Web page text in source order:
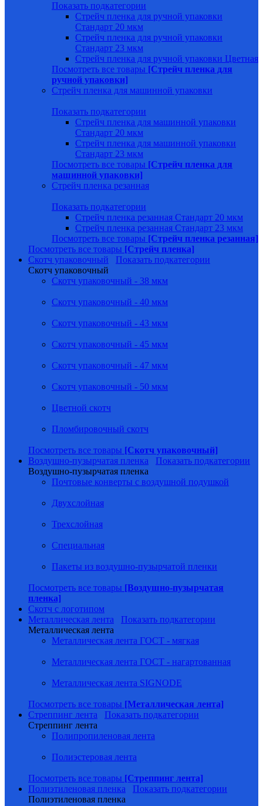
Показать подкатегории
Стрейч пленка для ручной упаковки
Стандарт 20 мкм
Стрейч пленка для ручной упаковки
Стандарт 23 мкм
Стрейч пленка для ручной упаковки Цветная
Посмотреть все товары [Стрейч пленка для
ручной упаковки]
Стрейч пленка для машинной упаковки
Показать подкатегории
Стрейч пленка для машинной упаковки
Стандарт 20 мкм
Стрейч пленка для машинной упаковки
Стандарт 23 мкм
Посмотреть все товары [Стрейч пленка для
машинной упаковки]
Стрейч пленка резанная
Показать подкатегории
Стрейч пленка резанная Стандарт 20 мкм
Стрейч пленка резанная Стандарт 23 мкм
Посмотреть все товары [Стрейч пленка резанная]
Посмотреть все товары [Стрейч пленка]
Скотч упаковочный
Показать подкатегории
Скотч упаковочный
Скотч упаковочный - 38 мкм
Скотч упаковочный - 40 мкм
Скотч упаковочный - 43 мкм
Скотч упаковочный - 45 мкм
Скотч упаковочный - 47 мкм
Скотч упаковочный - 50 мкм
Цветной скотч
Пломбировочный скотч
Посмотреть все товары [Скотч упаковочный]
Воздушно-пузырчатая пленка
Показать подкатегории
Воздушно-пузырчатая пленка
Почтовые конверты с воздушной подушкой
Двухслойная
Трехслойная
Специальная
Пакеты из воздушно-пузырчатой пленки
Посмотреть все товары [Воздушно-пузырчатая
пленка]
Скотч с логотипом
Металлическая лента
Показать подкатегории
Металлическая лента
Металлическая лента ГОСТ - мягкая
Металлическая лента ГОСТ - нагартованная
Металлическая лента SIGNODE
Посмотреть все товары [Металлическая лента]
Стреппинг лента
Показать подкатегории
Стреппинг лента
Полипропиленовая лента
Полиэстеровая лента
Посмотреть все товары [Стреппинг лента]
Полиэтиленовая пленка
Показать подкатегории
Полиэтиленовая пленка